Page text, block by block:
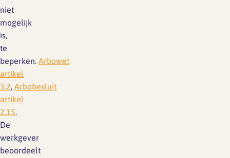
niet
mogelijk
is,
te
beperken. Arbowet
artikel
3.2, Arbobesluit
artikel
2.15.
De
werkgever
beoordeelt